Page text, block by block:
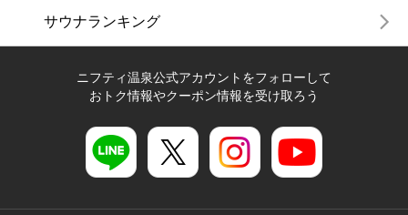
サウナランキング
ニフティ温泉公式アカウントをフォローして
おトク情報やクーポン情報を受け取ろう